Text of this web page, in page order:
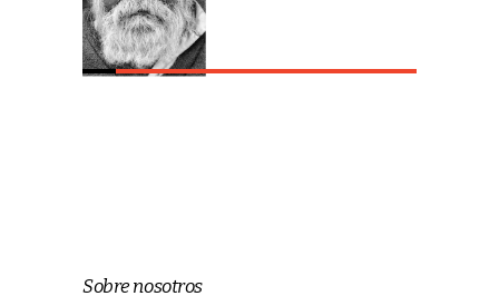
Sobre nosotros